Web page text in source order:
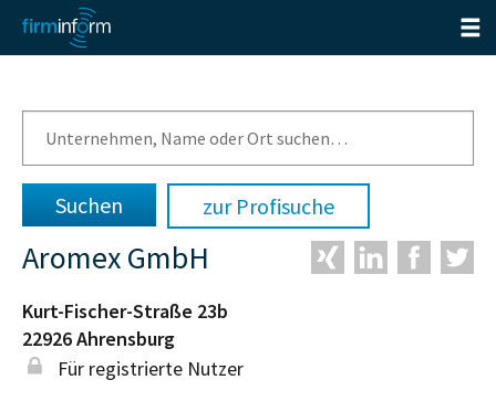
zur Profisuche
Aromex GmbH
Kurt-Fischer-Straße 23b
22926Ahrensburg
Für registrierte Nutzer